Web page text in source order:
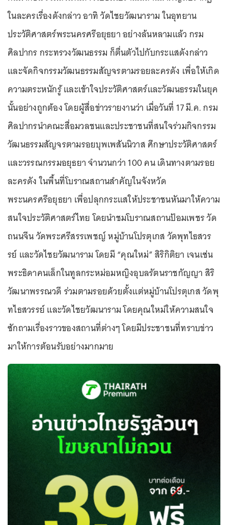
ในละครเรื่องดังกล่าว อาทิ วัดไชยวัฒนาราม ในอุทยาน
ประวัติศาสตร์พระนครศรีอยุธยา อย่างล้นหลามแล้ว กรม
ศิลปากร กระทรวงวัฒนธรรม ก็ตื่นตัวไปกับกระแสดังกล่าว
และจัดกิจกรรมวัฒนธรรมสัญจรตามรอยละครดัง เพื่อให้เกิด
ความตระหนักรู้ และเข้าใจประวัติศาสตร์และวัฒนธรรมในยุค
นั้นอย่างถูกต้อง โดยผู้สื่อข่าวรายงานว่า เมื่อวันที่ 17 มี.ค. กรม
ศิลปากรนำคณะสื่อมวลชนและประชาชนที่สนใจร่วมกิจกรรม
วัฒนธรรมสัญจรตามรอยบุพเพสันนิวาส ศึกษาประวัติศาสตร์
และวรรณกรรมอยุธยา จำนวนกว่า 100 คน เดินทางตามรอย
ละครดัง ในพื้นที่โบราณสถานสำคัญในจังหวัด
พระนครศรีอยุธยา เพื่อปลุกกระแสให้ประชาชนหันมาให้ความ
สนใจประวัติศาสตร์ไทย โดยนำชมโบราณสถานป้อมเพชร วัด
ถนนจีน วัดพระศรีสรรเพชญ์ หมู่บ้านโปรตุเกส วัดพุทไธสวร
รย์ และวัดไชยวัฒนาราม โดยมี “คุณใหม่” สิริกิติยา เจนเซ่น
พระธิดาคนเล็กในทูลกระหม่อมหญิงอุบลรัตนราชกัญญา สิริ
วัฒนาพรรณวดี ร่วมตามรอยด้วยตั้งแต่หมู่บ้านโปรตุเกส วัดพุ
ทไธสวรรย์ และวัดไชยวัฒนาราม โดยคุณใหม่ให้ความสนใจ
ซักถามเรื่องราวของสถานที่ต่างๆ โดยมีประชาชนที่ทราบข่าว
มาให้การต้อนรับอย่างมากมาย